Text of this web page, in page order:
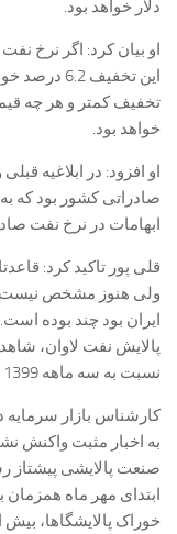
دلار خواهد بود.
این تخفیف
تخفیف کمتر و هر چه
خواهد بود.
صادراتی کشور بود که
ابهامات در نرخ نفت
قلی پور تاکید کرد:
ولی هنوز مشخص نیست
ایران بود چند بوده
نسبت به سه ماهه 1399 بودیم.
کارشناس بازار
به اخبار مثبت واکنش
صنعت پالایشی پیشتاز
ابتدای مهر ماه همزمان